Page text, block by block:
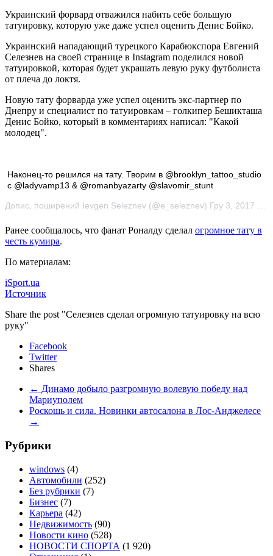
Украинский форвард отважился набить себе большую
татуировку, которую уже даже успел оценить Денис Бойко.
Украинский нападающий турецкого Карабюкспора Евгений
Селезнев на своей странице в Instagram поделился новой
татуировкой, которая будет украшать левую руку футболиста
от плеча до локтя.
Новую тату форварда уже успел оценить экс-партнер по
Днепру и специалист по татуировкам – голкипер Бешикташа
Денис Бойко, который в комментариях написал: "Какой
молодец".
Наконец-то решился на тату. Творим в @brooklyn_tattoo_studio
с @ladyvamp13 & @romanbyazarty @slavomir_stunt
Допис, поширений Ievgen Seleznev (@e_seleznev) Гру 3, 2017 о 6:36 PST
Ранее сообщалось, что фанат Роналду сделал огромное тату в
честь кумира.
По материалам:
iSport.ua
Источник
Share the post "Селезнев сделал огромную татуировку на всю
руку"
Facebook
Twitter
Shares
← Динамо добыло разгромную волевую победу над
Мариуполем
Роскошь и сила. Новинки автосалона в Лос-Анджелесе
→
Рубрики
windows (4)
Автомобили (252)
Без рубрики (7)
Бизнес (7)
Карьера (42)
Недвижимость (90)
Новости кино (528)
НОВОСТИ СПОРТА (1 920)